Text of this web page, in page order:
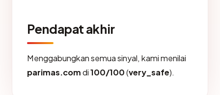
Pendapat akhir
Menggabungkan semua sinyal, kami menilai
parimas.comdi100/100(very_safe).